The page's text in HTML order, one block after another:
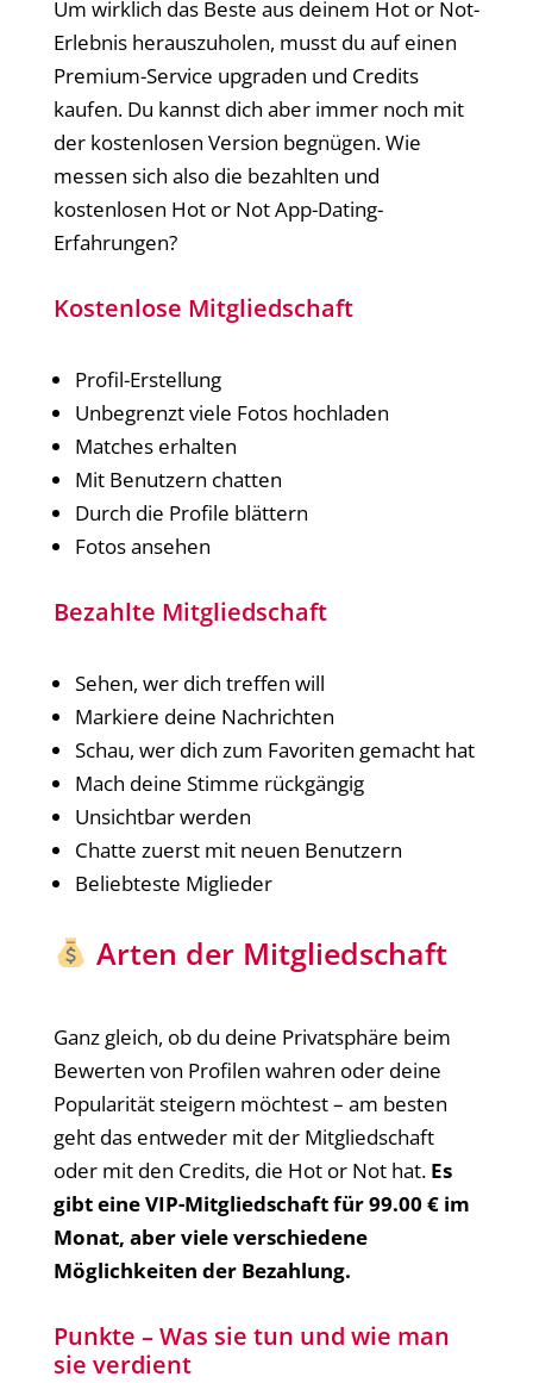
Um wirklich das Beste aus deinem Hot or Not-
Erlebnis herauszuholen, musst du auf einen
Premium-Service upgraden und Credits
kaufen. Du kannst dich aber immer noch mit
der kostenlosen Version begnügen. Wie
messen sich also die bezahlten und
kostenlosen Hot or Not App-Dating-
Erfahrungen?
Kostenlose Mitgliedschaft
Profil-Erstellung
Unbegrenzt viele Fotos hochladen
Matches erhalten
Mit Benutzern chatten
Durch die Profile blättern
Fotos ansehen
Bezahlte Mitgliedschaft
Sehen, wer dich treffen will
Markiere deine Nachrichten
Schau, wer dich zum Favoriten gemacht hat
Mach deine Stimme rückgängig
Unsichtbar werden
Chatte zuerst mit neuen Benutzern
Beliebteste Miglieder
Arten der Mitgliedschaft
Ganz gleich, ob du deine Privatsphäre beim
Bewerten von Profilen wahren oder deine
Popularität steigern möchtest – am besten
geht das entweder mit der Mitgliedschaft
oder mit den Credits, die Hot or Not hat. Es
gibt eine VIP-Mitgliedschaft für 99.00 € im
Monat, aber viele verschiedene
Möglichkeiten der Bezahlung.
Punkte – Was sie tun und wie man
sie verdient